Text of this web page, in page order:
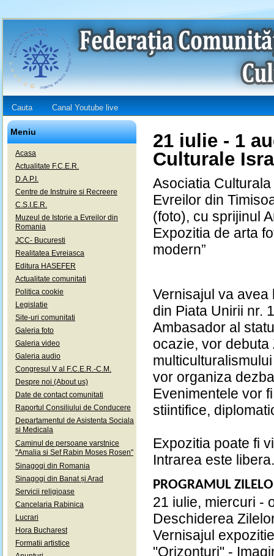
Cauta Canal Youtube live
Meniu
Acasa
Actualitate F.C.E.R.
D.A.P.I.
Centre de Instruire si Recreere
C.S.I.E.R.
Muzeul de Istorie a Evreilor din
Romania
JCC- Bucuresti
Realitatea Evreiasca
Editura HASEFER
Actualitate comunitati
Politica cookie
Legislatie
Site-uri comunitati
Galeria foto
Galeria video
Galeria audio
Congresul V al F.C.E.R.-C.M.
Despre noi (About us)
Date de contact comunitati
Raportul Consiliului de Conducere
Departamentul de Asistenta Sociala
si Medicala
Caminul de persoane varstnice
"Amalia si Sef Rabin Moses Rosen"
Sinagogi din Romania
Sinagogi din Banat și Arad
Servicii religioase
Cancelaria Rabinica
Lucrari
Hora Bucharest
Formatii artistice
21 iulie - 1
Culturale
Asociatia
Evreilor din
(foto), cu sprijinul
Expozitia de arta
modern”
Vernisajul va avea
din Piata Unirii nr.
Ambasador al
ocazie, vor
vor organiza
Evenimentele vor
stiintifice,
Expozitia poate fi
Intrarea este libera.
PROGRAMUL
21 iulie, miercuri -
Deschiderea
Vernisajul
"Orizonturi" -